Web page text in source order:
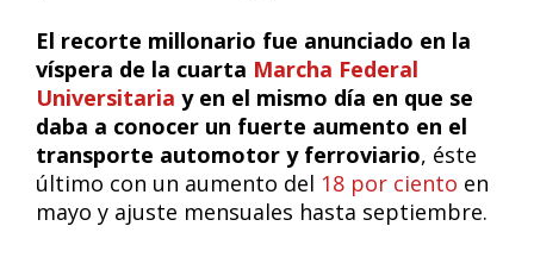
El recorte millonario fue anunciado en la
víspera de la cuarta Marcha Federal
Universitaria y en el mismo día en que se
daba a conocer un fuerte aumento en el
transporte automotor y ferroviario, éste
último con un aumento del 18 por ciento en
mayo y ajuste mensuales hasta septiembre.